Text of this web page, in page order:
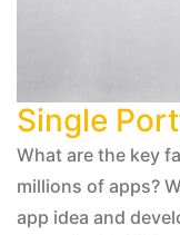
Single
What are the key
millions of apps?
app idea and